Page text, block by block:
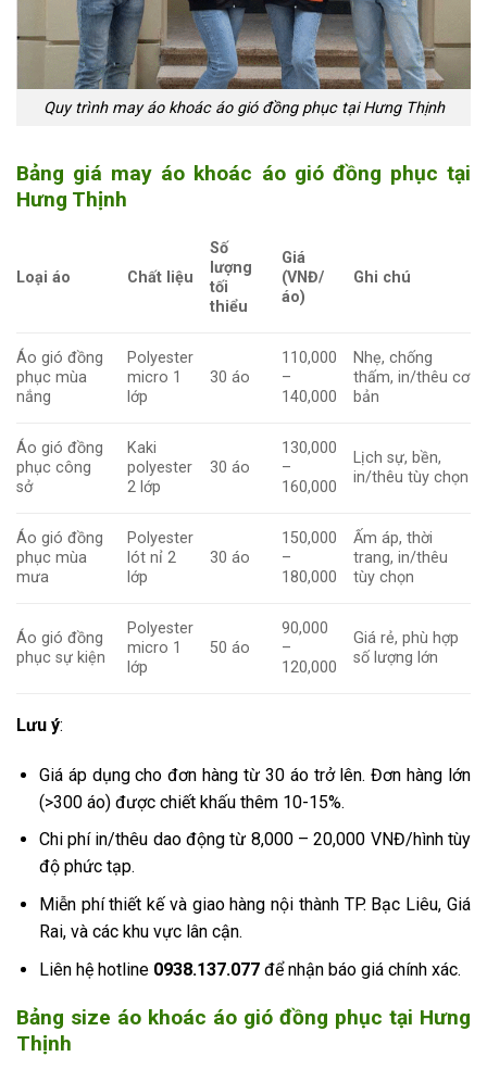
Quy trình may áo khoác áo gió đồng phục tại Hưng Thịnh
Bảng giá may áo khoác áo gió đồng phục tại
Hưng Thịnh
Loại áo Chất liệu
Số
lượng
tối
thiểu
Giá
(VNĐ/
áo)
Ghi chú
Áo gió đồng
phục mùa
nắng
Polyester
micro 1
lớp
30 áo
110,000
–
140,000
Nhẹ, chống
thấm, in/thêu cơ
bản
Áo gió đồng
phục công
sở
Kaki
polyester
2 lớp
30 áo
130,000
–
160,000
Lịch sự, bền,
in/thêu tùy chọn
Áo gió đồng
phục mùa
mưa
Polyester
lót nỉ 2
lớp
30 áo
150,000
–
180,000
Ấm áp, thời
trang, in/thêu
tùy chọn
Áo gió đồng
phục sự kiện
Polyester
micro 1
lớp
50 áo
90,000
–
120,000
Giá rẻ, phù hợp
số lượng lớn
Lưu ý:
Giá áp dụng cho đơn hàng từ 30 áo trở lên. Đơn hàng lớn
(>300 áo) được chiết khấu thêm 10-15%.
Chi phí in/thêu dao động từ 8,000 – 20,000 VNĐ/hình tùy
độ phức tạp.
Miễn phí thiết kế và giao hàng nội thành TP. Bạc Liêu, Giá
Rai, và các khu vực lân cận.
Liên hệ hotline 0938.137.077để nhận báo giá chính xác.
Bảng size áo khoác áo gió đồng phục tại Hưng
Thịnh